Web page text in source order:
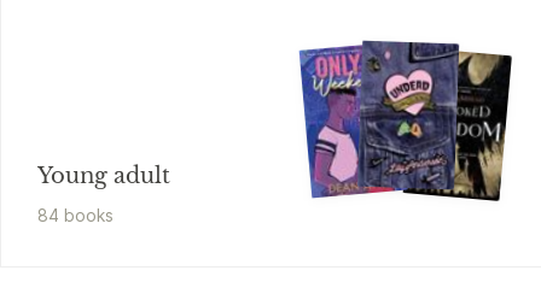
Young adult
84 books